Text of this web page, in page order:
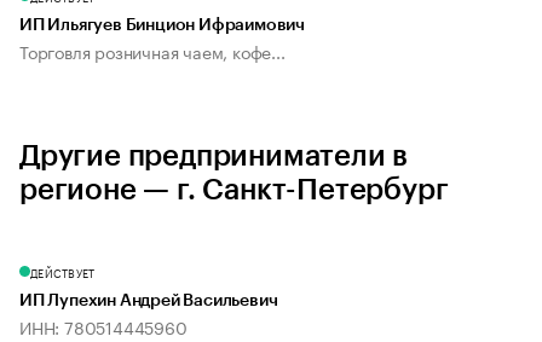
ИП Ильягуев Бинцион Ифраимович
Торговля розничная чаем, кофе...
Другие предприниматели в
регионе — г. Санкт-Петербург
ДЕЙСТВУЕТ
ИП Лупехин Андрей Васильевич
ИНН: 780514445960